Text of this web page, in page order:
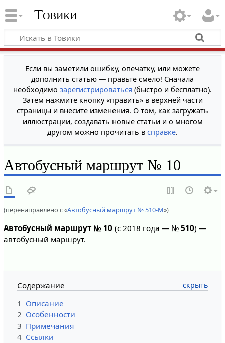
Товики
Если вы заметили ошибку, опечатку, или можете
дополнить статью — правьте смело! Сначала
необходимо зарегистрироваться (быстро и бесплатно).
Затем нажмите кнопку «править» в верхней части
страницы и внесите изменения. О том, как загружать
иллюстрации, создавать новые статьи и о многом
другом можно прочитать в справке.
Автобусный маршрут № 10
(перенаправлено с «Автобусный маршрут № 510-М»)
Автобусный маршрут № 10(с 2018 года — № 510) —
автобусный маршрут.
Содержание
1 Описание
2 Особенности
3 Примечания
4 Ссылки